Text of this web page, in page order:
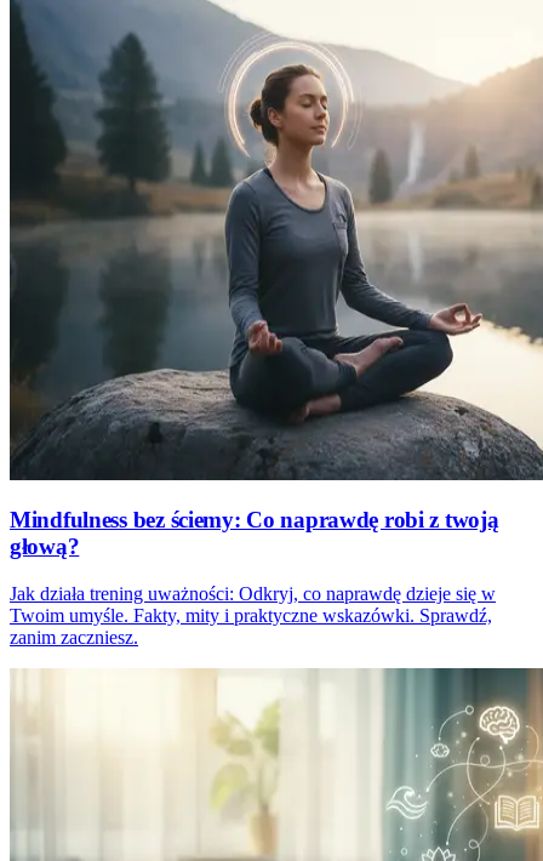
Mindfulness bez ściemy: Co naprawdę robi z twoją
głową?
Jak działa trening uważności: Odkryj, co naprawdę dzieje się w
Twoim umyśle. Fakty, mity i praktyczne wskazówki. Sprawdź,
zanim zaczniesz.